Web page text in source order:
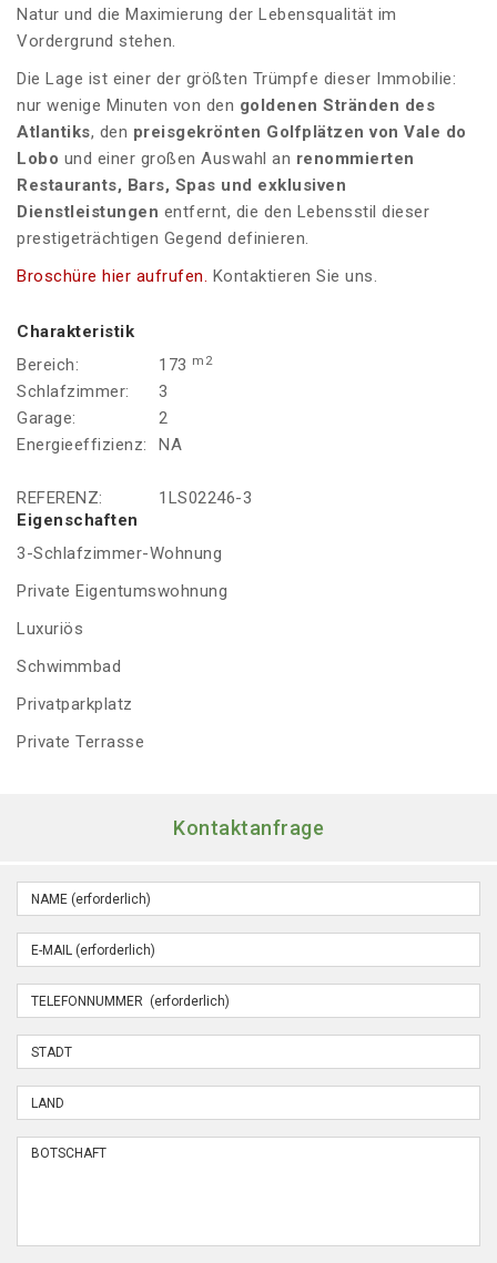
Natur und die Maximierung der Lebensqualität im
Vordergrund stehen.
Die Lage ist einer der größten Trümpfe dieser Immobilie:
nur wenige Minuten von den goldenen Stränden des
Atlantiks, den preisgekrönten Golfplätzen von Vale do
Lobo und einer großen Auswahl an renommierten
Restaurants, Bars, Spas und exklusiven
Dienstleistungen entfernt, die den Lebensstil dieser
prestigeträchtigen Gegend definieren.
Broschüre hier aufrufen. Kontaktieren Sie uns.
Charakteristik
Bereich:
173 m2
Schlafzimmer:
3
Garage:
2
Energieeffizienz:
NA
REFERENZ:
1LS02246-3
Eigenschaften
3-Schlafzimmer-Wohnung
Private Eigentumswohnung
Luxuriös
Schwimmbad
Privatparkplatz
Private Terrasse
Kontaktanfrage